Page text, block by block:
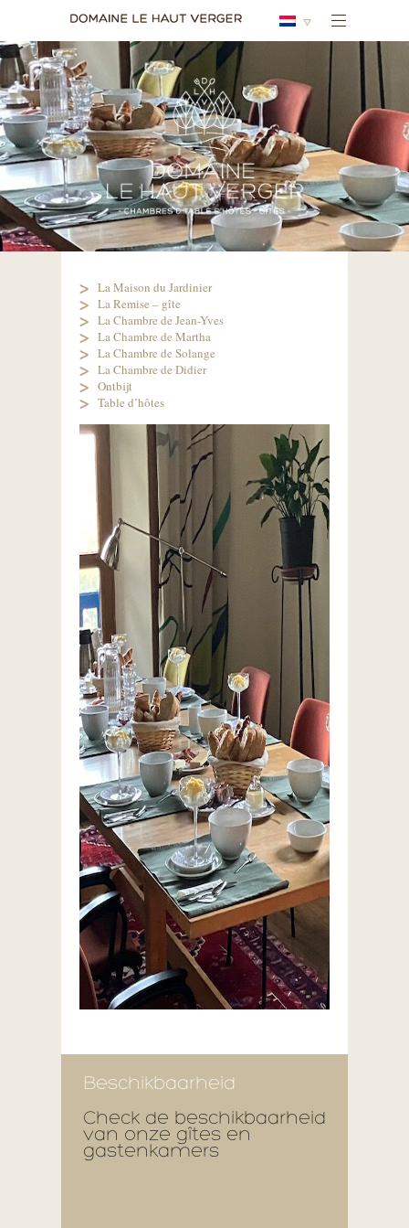
La Maison du Jardinier
La Remise – gîte
La Chambre de Jean-Yves
La Chambre de Martha
La Chambre de Solange
La Chambre de Didier
Ontbijt
Table d’hôtes
Beschikbaarheid
Check de beschikbaarheid
van onze gîtes en
gastenkamers